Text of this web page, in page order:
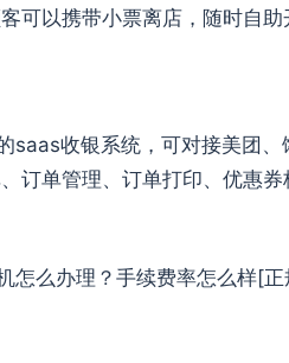
可以携带小票离店，随时自助
saas收银系统，可对接美团
订单管理、订单打印、优惠
怎么办理？手续费率怎么样[